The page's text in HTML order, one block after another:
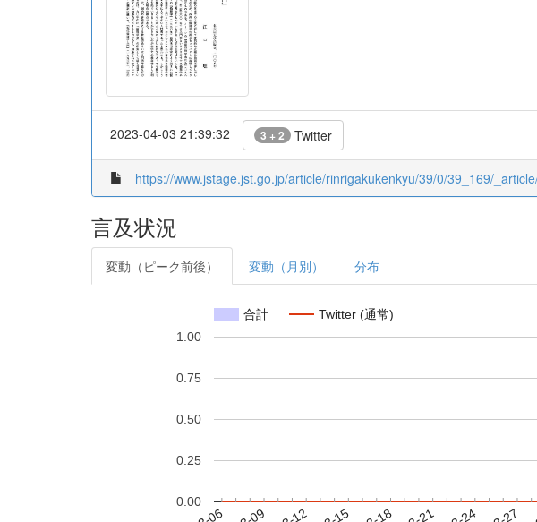
2023-04-03 21:39:32 3 + 2 Twitter
https://www.jstage.jst.go.jp/article/rinrigakukenkyu/39/0/39_169/
言及状況
変動（ピーク前後） 変動（月別） 分布
合計 Twitter (通常)
0.00
0.25
0.50
0.75
1.00